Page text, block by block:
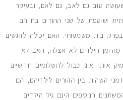
טוב גם לאב, גם לאם, ובעיקר
ושוטפת של שני ההורים בחייהם.
בפרק בית משמעותי. האם יכולה להגשים
הילדים לא אצלה, האב לא
ואינו כבול לתשלומים חודשיים
השהות בין ההורים לילדיהם, הם
הנוספים הינם גיל הילדים